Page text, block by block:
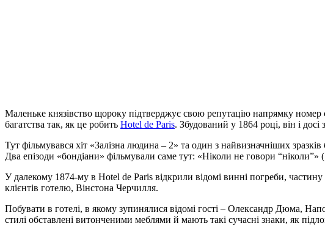
Маленьке князівство щороку підтверджує свою репутацію напрямку
багатства так, як це робить Hotel de Paris. Збудований у 1864 році, він і
Тут фільмувався хіт «Залізна людина – 2» та один з найвизначніших
Два епізоди «бондіани» фільмували саме тут: «Ніколи не говори “ніколи”»
У далекому 1874-му в Hotel de Paris відкрили відомі винні погреби,
клієнтів готелю, Вінстона Черчилля.
Побувати в готелі, в якому зупинялися відомі гості – Олександр Дюма,
стилі обставлені витонченими меблями й мають такі сучасні знаки, як